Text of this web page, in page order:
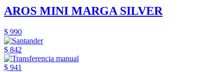
AROS MINI MARGA SILVER
$ 990
$ 842
$ 941